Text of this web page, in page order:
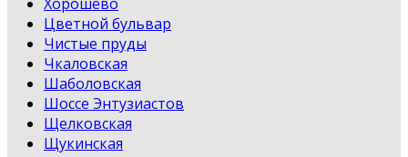
Хорошево
Цветной бульвар
Чистые пруды
Чкаловская
Шаболовская
Шоссе Энтузиастов
Щелковская
Щукинская